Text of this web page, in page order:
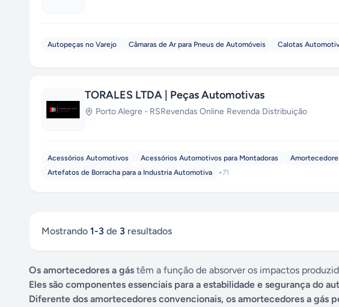
Autopeças no Varejo Câmaras de Ar para Pneus de Automóveis Calotas
TORALES LTDA | Peças Automotivas
Porto Alegre - RSRevendas Online·Revenda·Distribuição
Acessórios Automotivos Acessórios Automotivos para Montadoras
Artefatos de Borracha para a Industria Automotiva
+71
Mostrando 1-3 de 3 resultados
Os amortecedores a gás têm a função de absorver os impactos
Eles são componentes essenciais para a estabilidade e segurança do
Diferente dos amortecedores convencionais, os amortecedores a gás